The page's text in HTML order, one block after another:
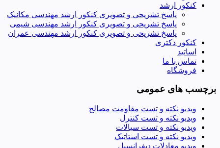
کنکور ارشد
پاسخ تشریحی و تصویری کنکور ارشد مهندسی مکانیک
پاسخ تشریحی و تصویری کنکور ارشد مهندسی شیمی
پاسخ تشریحی و تصویری کنکور ارشد مهندسی عمران
کنکور دکتری
اساتید
تماس با ما
فروشگاه
برچسب های عمومی
ویدیو نکته و تست مقاومت مصالح
ویدیو نکته و تست کنترل
ویدیو نکته و تست سیالات
ویدیو نکته و تست استاتیک
ویدیو معادلات دیفرانسیل